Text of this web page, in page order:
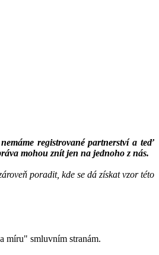
registrované partnerství a teď
mohou znít jen na jednoho z nás.
poradit, kde se dá získat vzor této
míru" smluvním stranám.